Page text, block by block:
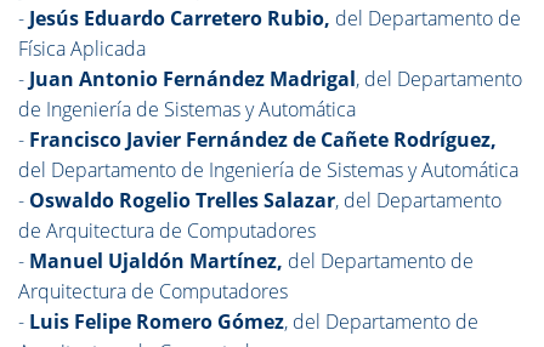
- Jesús Eduardo Carretero Rubio, del Departamento de
Física Aplicada
- Juan Antonio Fernández Madrigal, del Departamento
de Ingeniería de Sistemas y Automática
- Francisco Javier Fernández de Cañete Rodríguez,
del Departamento de Ingeniería de Sistemas y Automática
- Oswaldo Rogelio Trelles Salazar, del Departamento
de Arquitectura de Computadores
- Manuel Ujaldón Martínez, del Departamento de
Arquitectura de Computadores
- Luis Felipe Romero Gómez, del Departamento de